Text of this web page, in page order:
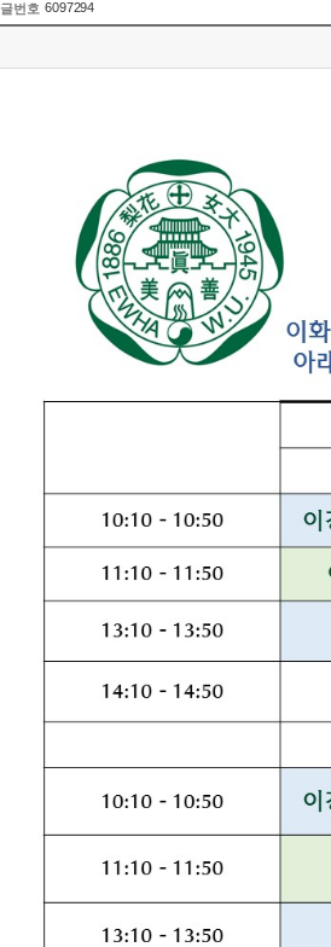
글번호 6097294